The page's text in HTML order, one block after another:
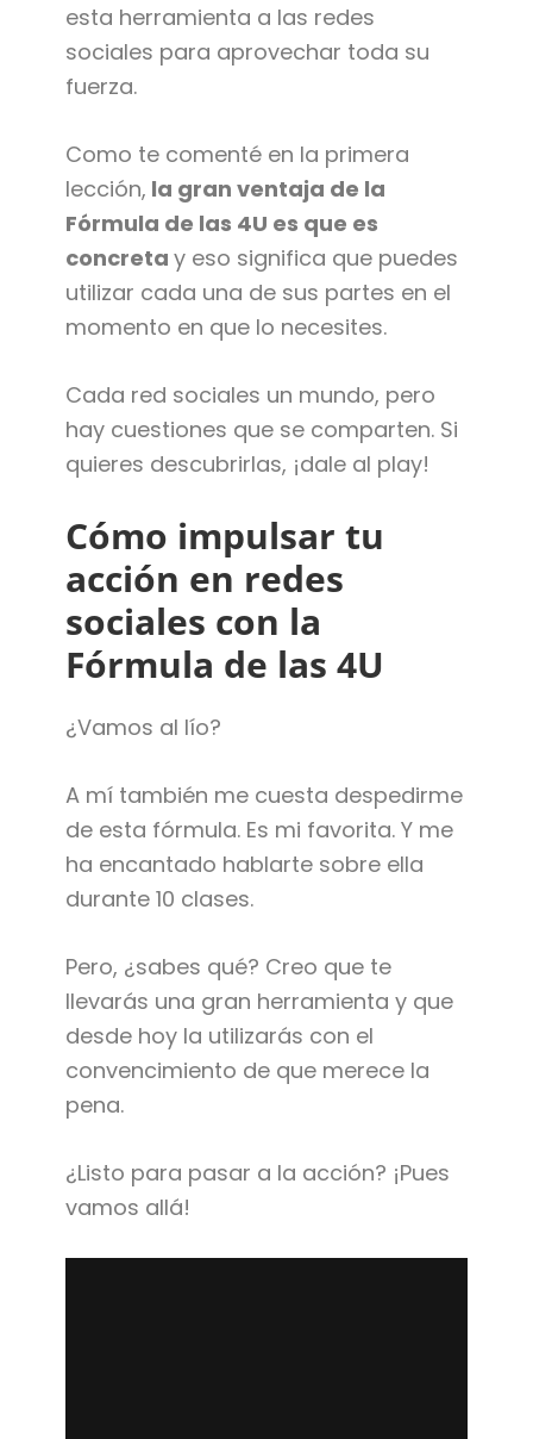
esta herramienta a las redes
sociales para aprovechar toda su
fuerza.
Como te comenté en la primera
lección, la gran ventaja de la
Fórmula de las 4U es que es
concreta y eso significa que puedes
utilizar cada una de sus partes en el
momento en que lo necesites.
Cada red sociales un mundo, pero
hay cuestiones que se comparten. Si
quieres descubrirlas, ¡dale al play!
Cómo impulsar tu
acción en redes
sociales con la
Fórmula de las 4U
¿Vamos al lío?
A mí también me cuesta despedirme
de esta fórmula. Es mi favorita. Y me
ha encantado hablarte sobre ella
durante 10 clases.
Pero, ¿sabes qué? Creo que te
llevarás una gran herramienta y que
desde hoy la utilizarás con el
convencimiento de que merece la
pena.
¿Listo para pasar a la acción? ¡Pues
vamos allá!